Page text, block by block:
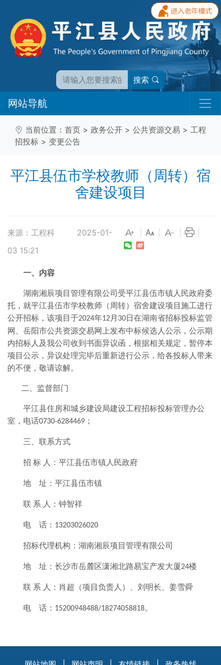
搜索
网站导航
当前位置： 首页 > 政务公开 > 公共资源交易 > 工程
招投标 > 变更公告
平江县伍市学校教师（周转）宿
舍建设项目
来源：工程科
2025-01-
03 15:21
一、内容
湖南湘辰项目管理有限公司受平江县伍市镇人民政府委
托，就平江县伍市学校教师（周转）宿舍建设项目 施工进行
公开招标，该项目于2024年12月 30日在湖南省招标投标监管
网、岳阳市公共资源交易网上发布中标候选人公示，公示期
内招标人及我公司收到书面异议函，根据相关规定，暂停本
项目公示，异议处理完毕后重新进行公示，给各投标人带来
的不便，敬请谅解。
二、 监督部门
平江县住房和城乡建设局建设工程招标投标管理办公
室，电话0730-6284469 ；
三、 联系方式
招 标 人：平江县伍市镇人民政府
地 址：平江县伍市镇
联 系 人：钟智祥
电 话： 13203026020
招标代理机构：湖南湘辰项目管理有限公司
地 址：长沙市岳麓区潇湘北路易宝产发大厦24楼
联 系 人：肖超（项目负责人）、刘明长、姜雪舜
电 话： 15200948488/18274058818。